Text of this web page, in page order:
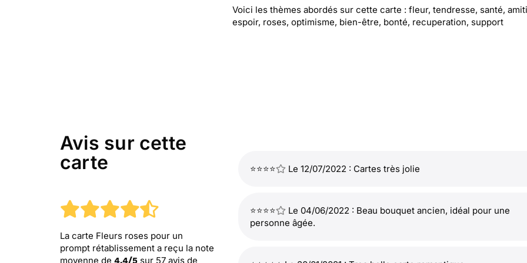
Voici les thèmes abordés sur cette carte : fleur, tendresse, santé,
espoir, roses, optimisme, bien-être, bonté, recuperation, support
Avis sur cette
carte
La carte Fleurs roses pour un
prompt rétablissement a reçu la note
moyenne de 4.4/5 sur 57 avis de
⭐⭐⭐⭐ Le 12/07/2022 : Cartes très jolie
⭐⭐⭐⭐
Le 04/06/2022 : Beau bouquet ancien, idéal pour une
personne âgée.